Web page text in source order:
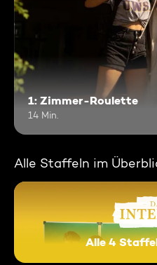
1: Zimmer-Roulette
14 Min.
Alle Staffeln im
Alle 4